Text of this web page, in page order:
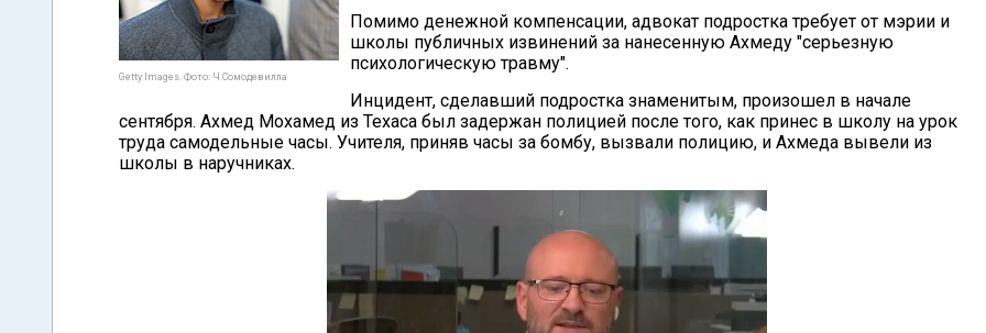
Getty Images. Фото: Ч.Сомодевилла
Помимо денежной компенсации, адвокат подростка требует от мэрии и
школы публичных извинений за нанесенную Ахмеду "серьезную
психологическую травму".
Инцидент, сделавший подростка знаменитым, произошел в начале
сентября. Ахмед Мохамед из Техаса был задержан полицией после того, как принес в школу на урок
труда самодельные часы. Учителя, приняв часы за бомбу, вызвали полицию, и Ахмеда вывели из
школы в наручниках.